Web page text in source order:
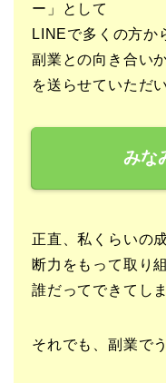
ー」として
LINEで多くの方か
副業との向き合い
を送らせていただ
みな
正直、私くらいの
断力をもって取り
誰だってできてし
それでも、副業で